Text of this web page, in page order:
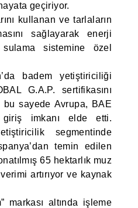
geçiriyor.
kullanan ve tarlaların
sağlayarak enerji
sistemine özel
badem yetiştiriciliği
G.A.P. sertifikasını
sayede Avrupa, BAE
imkanı elde etti.
segmentinde
temin edilen
65 hektarlık muz
artırıyor ve kaynak
markası altında işleme